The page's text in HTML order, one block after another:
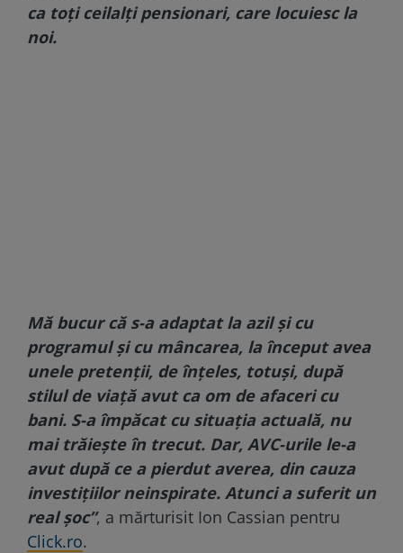
ca toți ceilalți pensionari, care locuiesc la
noi.
Mă bucur că s-a adaptat la azil și cu
programul și cu mâncarea, la început avea
unele pretenții, de înțeles, totuși, după
stilul de viață avut ca om de afaceri cu
bani. S-a împăcat cu situația actuală, nu
mai trăiește în trecut. Dar, AVC-urile le-a
avut după ce a pierdut averea, din cauza
investițiilor neinspirate. Atunci a suferit un
real șoc”, a mărturisit Ion Cassian pentru
Click.ro.